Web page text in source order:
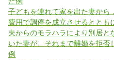
子どもを連れて家を出た妻から
費用で調停を成立させるととも
夫からのモラハラにより別居と
いた妻が、それまで離婚を拒否
例